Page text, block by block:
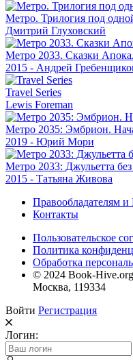
Метро. Трилогия под
Дмитрий Глуховский
Метро 2033. Сказки
2015 - Андрей
Travel Series
Lewis Foreman
Метро 2035: Эмбрион.
2019 - Юрий Мори
Метро 2033: Джульетта
2015 - Татьяна Живова
Правообладателям и
Контакты
Пользовательское
Политика
Обработка
© 2024 Book-
Москва, 119334
Войти Регистрация
Логин: